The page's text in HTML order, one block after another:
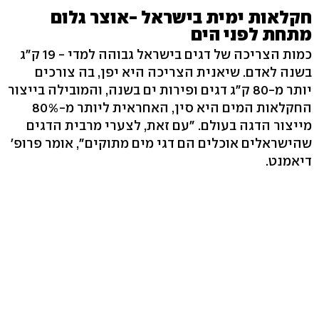
חקלאות ימית בישראל -אוצר גלום
מתחת לפני הים
כמות הצריכה של דגים בישראל גבוהה למדי - 19 ק"ג
בשנה לאדם. שיאנית הצריכה היא יפן, בה צורכים
יותר מ-80 ק"ג דגים ופירות ים בשנה, והמובילה בייצור
החקלאות המים היא סין, האחראית ליותר מ-80%
מייצור הדגה בעולם. "עם זאת, לצערי מרבית הדגים
שהישראלים אוכלים הם דגי מים מתוקים", אומר פרופ'
דיאמנט.